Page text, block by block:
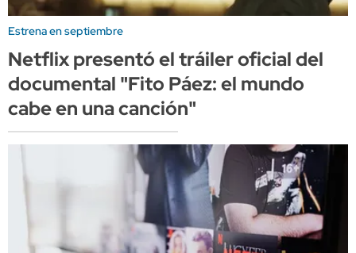
Estrena en septiembre
Netflix presentó el tráiler oficial del
documental "Fito Páez: el mundo
cabe en una canción"